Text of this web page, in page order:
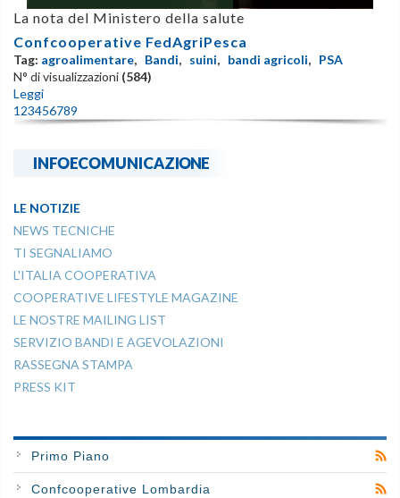
La nota del Ministero della salute
Confcooperative FedAgriPesca
Tag: agroalimentare, Bandi, suini, bandi agricoli, PSA
N° di visualizzazioni (584)
Leggi
1 23456789
INFOECOMUNICAZIONE
LE NOTIZIE
NEWS TECNICHE
TI SEGNALIAMO
L'ITALIA COOPERATIVA
COOPERATIVE LIFESTYLE MAGAZINE
LE NOSTRE MAILING LIST
SERVIZIO BANDI E AGEVOLAZIONI
RASSEGNA STAMPA
PRESS KIT
Primo Piano
Confcooperative Lombardia